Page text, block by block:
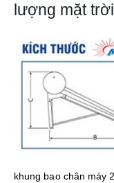
lượng mặt
khung bao chân máy